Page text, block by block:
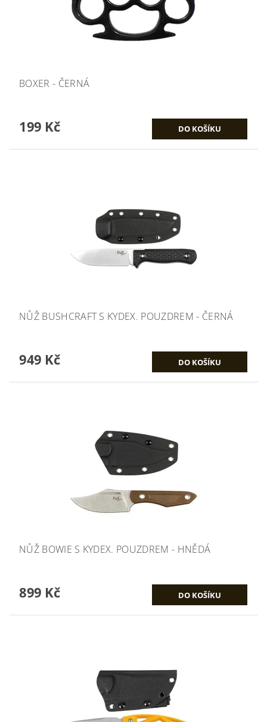
BOXER - ČERNÁ
199 Kč
NŮŽ BUSHCRAFT S KYDEX. POUZDREM - ČERNÁ
949 Kč
NŮŽ BOWIE S KYDEX. POUZDREM - HNĚDÁ
899 Kč